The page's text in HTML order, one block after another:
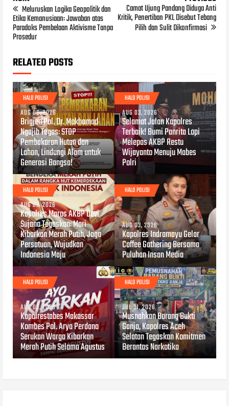
Meluruskan Logika Geopolitik dan
Etika Kemanusiaan: Jawaban atas
Paradoks Pembelaan Aktivisme Tanpa
Prosedur
Camat Ujung Pandang Diduga Anti
Kritik, Penertiban PKL Disebut Tebang
Pilih dan Sulit Dikonfirmasi
RELATED POSTS
HALO POLISI
AUG 06, 2026
Brigjen Pol. Dr. Mokhamad
Ngajib Tegas: STOP
Pembakaran Hutan dan
Lahan, Lindungi Alam untuk
Generasi Bangsa!
HALO POLISI
AUG 03, 2026
Selamat Jalan Kapolres
Terbaik! Bumi Panrita Lopi
Melepas AKBP Restu
Wijayanto Menuju Mabes
Polri
HALO POLISI
AUG 03, 2026
Kapolres Maros AKBP Devi
Sujana Tegaskan: Mari
Kibarkan Merah Putih, Jaga
Persatuan, Wujudkan
Indonesia Maju
HALO POLISI
AUG 03, 2026
Kapolres Indramayu Gelar
Coffee Gathering Bersama
Puluhan Insan Media
HALO POLISI
AUG 02, 2026
Kapolrestabes Makassar
Kombes Pol. Arya Perdana
Serukan Warga Kibarkan
Merah Putih Selama Agustus
HALO POLISI
JUL 31, 2026
Musnahkan Barang Bukti
Ganja, Kapolres Aceh
Selatan Tegaskan Komitmen
Berantas Narkotika